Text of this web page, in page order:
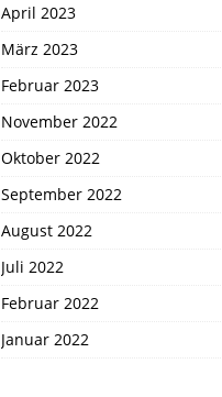
April 2023
März 2023
Februar 2023
November 2022
Oktober 2022
September 2022
August 2022
Juli 2022
Februar 2022
Januar 2022